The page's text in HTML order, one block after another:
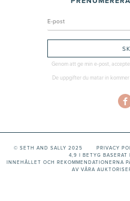
Genom att ge min e-post,
De uppgifter du matar in
© SETH AND SALLY 2025 PRIVACY
4,9 I BETYG BASERAT
INNEHÅLLET OCH REKOMMENDATIONERNA
AV VÅRA